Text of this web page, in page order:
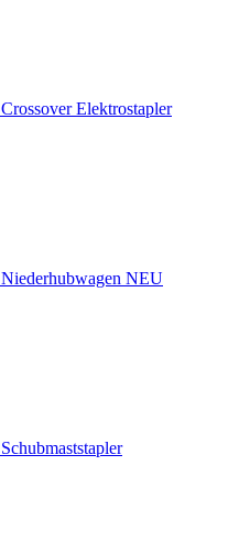
Crossover Elektrostapler
Niederhubwagen NEU
Schubmaststapler